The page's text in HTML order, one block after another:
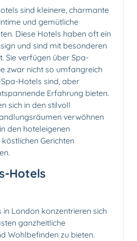
sind kleinere, charmante
und gemütliche
Diese Hotels haben oft ein
und sind mit besonderen
Sie verfügen über Spa-
zwar nicht so umfangreich
Hotels sind, aber
Erfahrung bieten.
sich in den stilvoll
verwöhnen
den hoteleigenen
Gerichten
Hotels
in London konzentrieren sich
ganzheitliche
Wohlbefinden zu bieten.